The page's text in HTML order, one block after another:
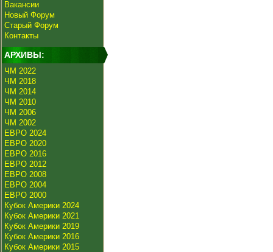
Вакансии
Новый Форум
Старый Форум
Контакты
АРХИВЫ:
ЧМ 2022
ЧМ 2018
ЧМ 2014
ЧМ 2010
ЧМ 2006
ЧМ 2002
ЕВРО 2024
ЕВРО 2020
ЕВРО 2016
ЕВРО 2012
ЕВРО 2008
ЕВРО 2004
ЕВРО 2000
Кубок Америки 2024
Кубок Америки 2021
Кубок Америки 2019
Кубок Америки 2016
Кубок Америки 2015